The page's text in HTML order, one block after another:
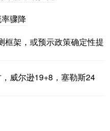
骤降
框架，或预示政策确定性提
威尔逊19+8，塞勒斯24